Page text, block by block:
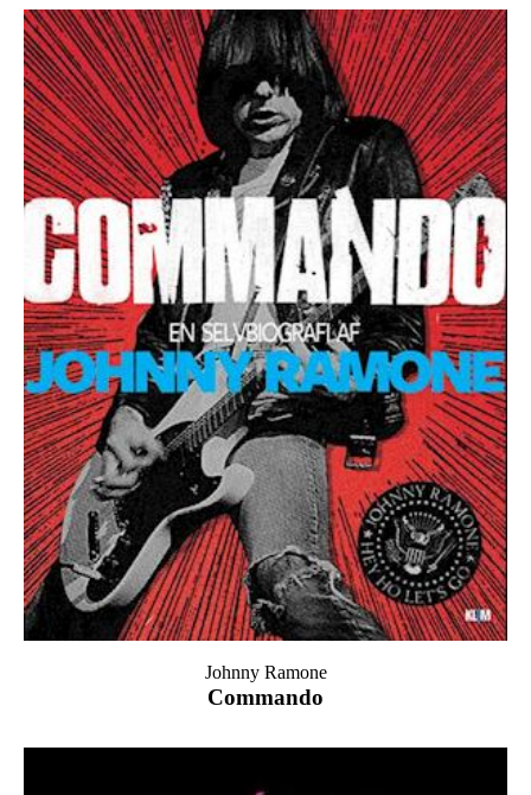
Commando
Johnny Ramone